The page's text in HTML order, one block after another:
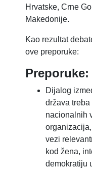
Hrvatske, Crne
Makedonije.
Kao rezultat
ove
Preporuke:
Dijalog
država
nacionalnih
vezi
kod žena,
demokratiju